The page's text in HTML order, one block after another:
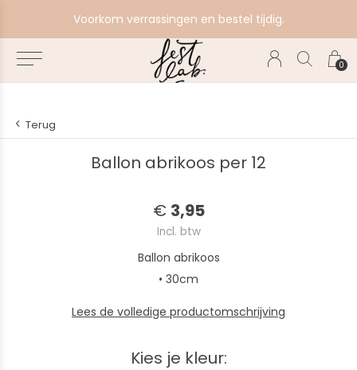
0
Voorkom verrassingen en bestel tijdig.
Terug
Ballon abrikoos per 12
€ 3,95
Incl. btw
Ballon abrikoos
• 30cm
Lees de volledige productomschrijving
Kies je kleur: